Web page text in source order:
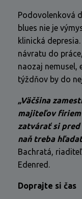
Podovolenková
blues nie je
klinická
návratu do
naozaj nemusel,
týždňov by do
„Väčšina
majiteľov firiem
zatvárať si pred
naň treba
Bachratá,
Edenred.
Doprajte si čas